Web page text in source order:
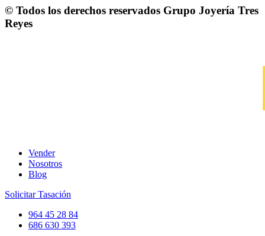
© Todos los derechos reservados Grupo Joyería Tres
Reyes
Vender
Nosotros
Blog
Solicitar Tasación
964 45 28 84
686 630 393